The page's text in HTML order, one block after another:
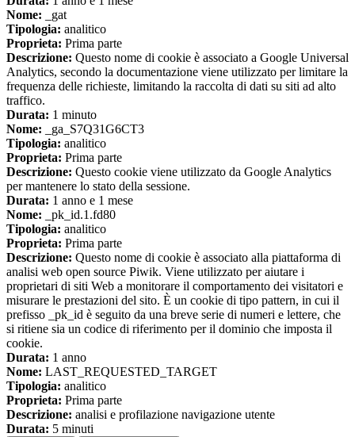
Nome: _gat
Tipologia: analitico
Proprieta: Prima parte
Descrizione: Questo nome di cookie è associato a Google Universal
Analytics, secondo la documentazione viene utilizzato per limitare la
frequenza delle richieste, limitando la raccolta di dati su siti ad alto
traffico.
Durata: 1 minuto
Nome: _ga_S7Q31G6CT3
Tipologia: analitico
Proprieta: Prima parte
Descrizione: Questo cookie viene utilizzato da Google Analytics
per mantenere lo stato della sessione.
Durata: 1 anno e 1 mese
Nome: _pk_id.1.fd80
Tipologia: analitico
Proprieta: Prima parte
Descrizione: Questo nome di cookie è associato alla piattaforma di
analisi web open source Piwik. Viene utilizzato per aiutare i
proprietari di siti Web a monitorare il comportamento dei visitatori e
misurare le prestazioni del sito. È un cookie di tipo pattern, in cui il
prefisso _pk_id è seguito da una breve serie di numeri e lettere, che
si ritiene sia un codice di riferimento per il dominio che imposta il
cookie.
Durata: 1 anno
Nome: LAST_REQUESTED_TARGET
Tipologia: analitico
Proprieta: Prima parte
Descrizione: analisi e profilazione navigazione utente
Durata: 5 minuti